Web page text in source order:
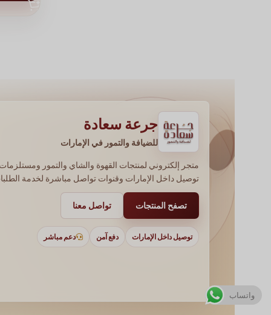
جرعة سعادة
للضيافة والتمور في الإمارات
متجر إلكتروني لمنتجات القهوة والشاي والتمور
توصيل داخل الإمارات وقنوات تواصل مباشرة لخدمة
تصفح المنتجات تواصل معنا
توصيل داخل الإمارات دفع آمن دعم مباشر
واتساب